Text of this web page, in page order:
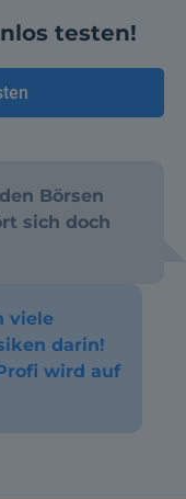
testen!
Börsen
sich doch
viele
darin!
wird auf